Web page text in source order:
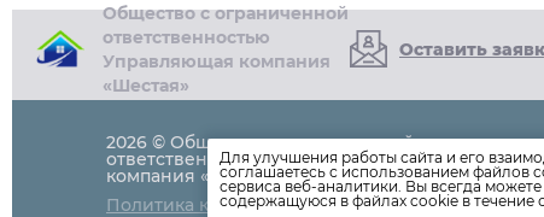
Общество с ограниченной
ответственностью
Управляющая компания
«Шестая»
Оставить
2026 © Общество с ограниченной
ответственностью Управляющая
компания «Шестая»
Политика конфиденциальности
21-
Для улучшения работы сайта и его
соглашаетесь с использованием файлов
сервиса веб-аналитики. Вы всегда
содержащуюся в файлах cookie в течение